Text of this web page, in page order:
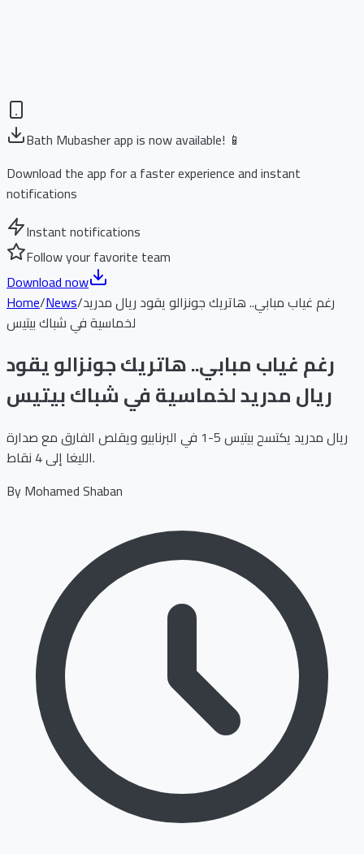
Bath Mubasher app is now available! 📱
Download the app for a faster experience and instant
notifications
Instant notifications
Follow your favorite team
Download now
Home/News/رغم غياب مبابي.. هاتريك جونزالو يقود ريال مدريد
لخماسية في شباك بيتيس
رغم غياب مبابي.. هاتريك جونزالو يقود
ريال مدريد لخماسية في شباك بيتيس
ريال مدريد يكتسح بيتيس 5-1 في البرنابيو ويقلص الفارق مع صدارة
الليغا إلى 4 نقاط.
ByMohamed Shaban